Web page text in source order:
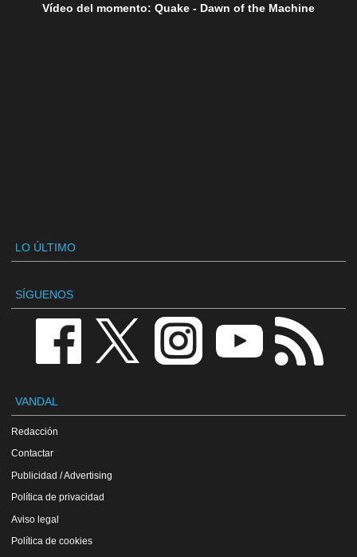
Vídeo del momento: Quake - Dawn of the Machine
LO ÚLTIMO
SÍGUENOS
VANDAL
Redacción
Contactar
Publicidad / Advertising
Política de privacidad
Aviso legal
Política de cookies